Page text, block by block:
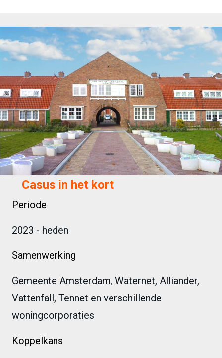
Casus in het kort
Periode
2023 - heden
Samenwerking
Gemeente Amsterdam, Waternet, Alliander,
Vattenfall, Tennet en verschillende
woningcorporaties
Koppelkans